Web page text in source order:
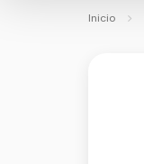
Inicio